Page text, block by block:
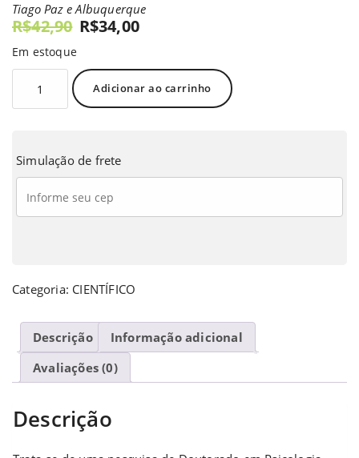
Tiago Paz e Albuquerque
R$42,90 R$34,00
Em estoque
Adicionar ao carrinho
Simulação de frete
Categoria: CIENTÍFICO
Descrição
Informação adicional
Avaliações (0)
Descrição